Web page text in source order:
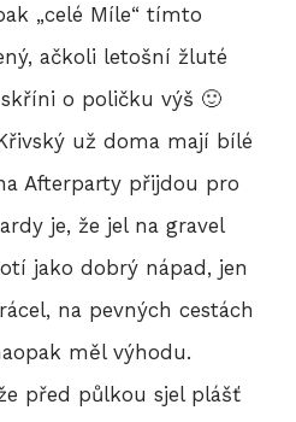
„celé Míle“ tímto
ačkoli letošní žluté
o poličku výš 🙂
už doma mají bílé
Afterparty přijdou pro
je, že jel na gravel
jako dobrý nápad, jen
na pevných cestách
měl výhodu.
před půlkou sjel plášť